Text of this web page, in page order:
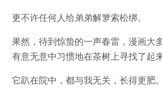
更不许任何人给弟弟解箩索松绑。
果然，待到惊蛰的一声春雷，漫画大
有意无意中习惯地在茶树上寻找了起来
它趴在院中，都与我无关，长得更肥。